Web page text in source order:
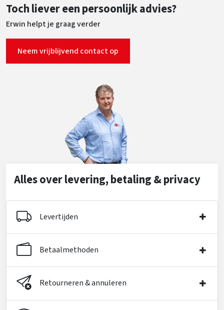
Toch liever een persoonlijk advies?
Erwin helpt je graag verder
Neem vrijblijvend contact op
Alles over levering, betaling & privacy
Levertijden
Betaalmethoden
Retourneren & annuleren